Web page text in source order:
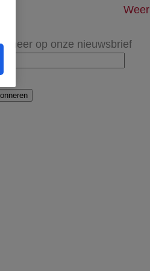
Weer
op onze nieuwsbrief